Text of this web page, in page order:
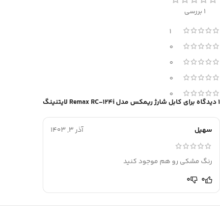
1 بررسی
1
0
0
0
0
1 دیدگاه برای کابل شارژ ریمکس مدل Remax RC-124i لایتنینگ
سهیل آذر 3, 1403
رنگ مشکی رو هم موجود کنید
0
0